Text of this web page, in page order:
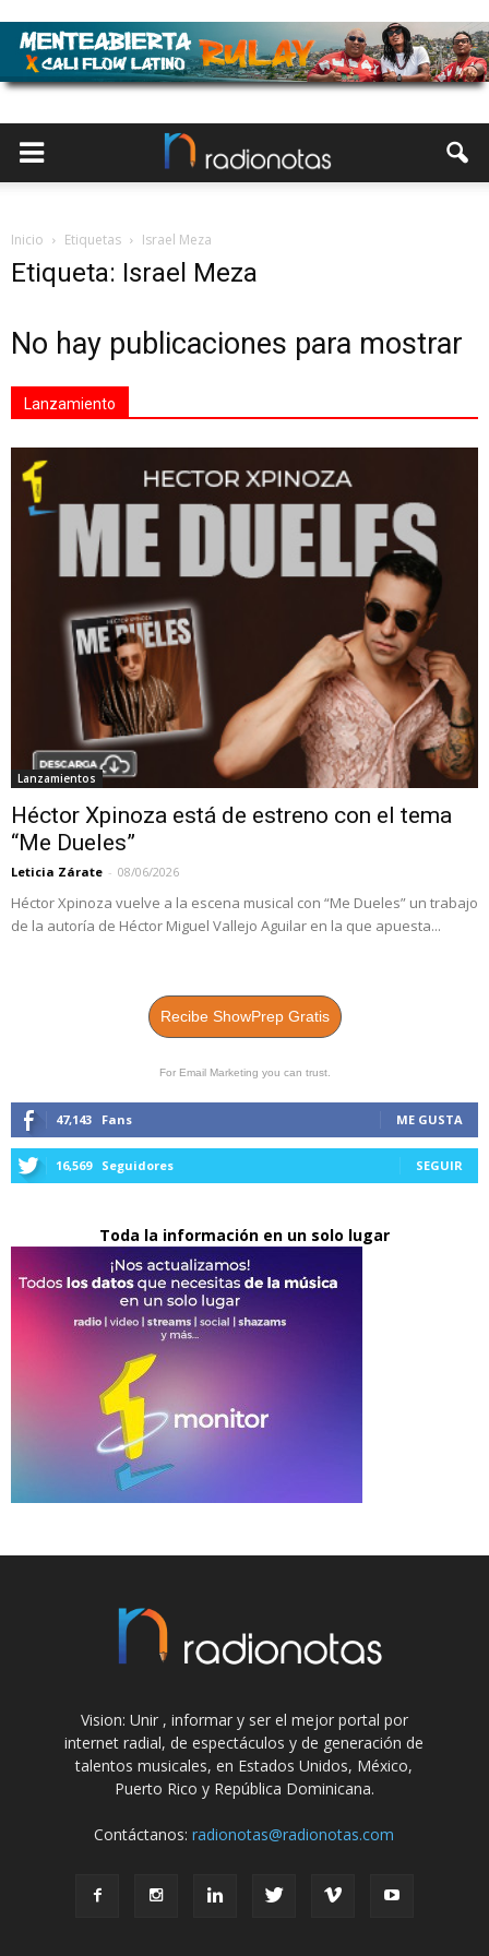
Inicio Etiquetas Israel Meza
Etiqueta: Israel Meza
No hay publicaciones para mostrar
Lanzamiento
Lanzamientos
Héctor Xpinoza está de estreno con el tema
“Me Dueles”
Leticia Zárate - 08/06/2026
Héctor Xpinoza vuelve a la escena musical con “Me Dueles” un trabajo
de la autoría de Héctor Miguel Vallejo Aguilar en la que apuesta...
Recibe ShowPrep Gratis
For Email Marketing you can trust.
47,143 Fans ME GUSTA
16,569 Seguidores SEGUIR
Toda la información en un solo lugar
Vision: Unir , informar y ser el mejor portal por
internet radial, de espectáculos y de generación de
talentos musicales, en Estados Unidos, México,
Puerto Rico y República Dominicana.
Contáctanos:radionotas@radionotas.com